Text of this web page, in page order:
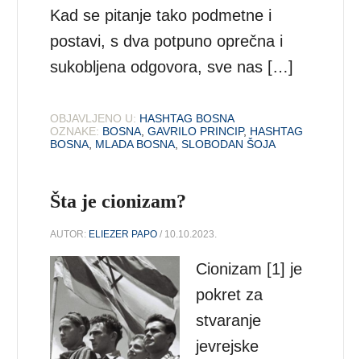
Kad se pitanje tako podmetne i
postavi, s dva potpuno oprečna i
sukobljena odgovora, sve nas […]
OBJAVLJENO U: HASHTAG BOSNA
OZNAKE: BOSNA,GAVRILO PRINCIP, HASHTAG
BOSNA, MLADA BOSNA,SLOBODAN ŠOJA
Šta je cionizam?
AUTOR: ELIEZER PAPO / 10.10.2023.
Cionizam [1] je
pokret za
stvaranje
jevrejske